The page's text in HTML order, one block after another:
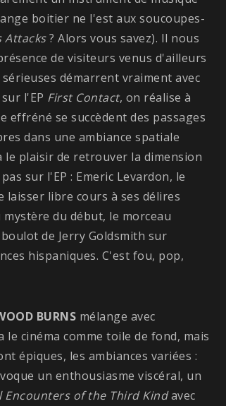
boitier ne l'est aux soucoupes-
Attacks? Alors vous savez). Il nous
de visiteurs venus d'ailleurs
démarrent vraiment avec
l'EP First Contact, on réalise à
se succèdent des passages
dans une ambiance spatiale
le plaisir de retrouver la dimension
sur l'EP : Emeric Levardon, le
libre cours à ses délires
du début, le morceau
de Jerry Goldsmith sur
hispaniques. C'est fou, pop,
BURNS mélange avec
cinéma comme toile de fond, mais
épiques, les ambiances variées :
un enthousiasme viscéral, un
Encounters of the Third Kindavec